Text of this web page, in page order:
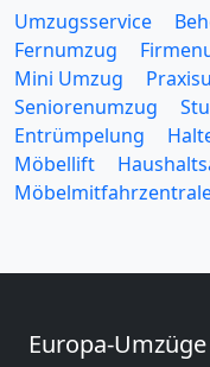
Umzugsservice
Fernumzug
Mini Umzug
Seniorenumzug
Entrümpelung
Möbellift
Europa-Umzüge